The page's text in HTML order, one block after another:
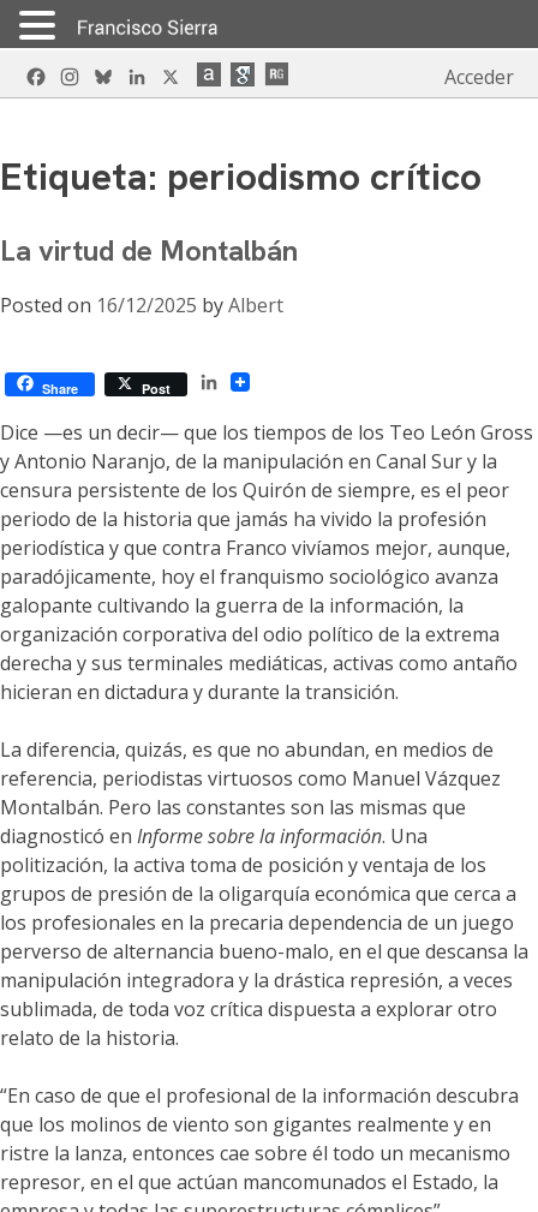
Skip
to
FacebookInstagram
BlueskyLinkedIn Acceder
Etiqueta: periodismo crítico
La virtud de Montalbán
Posted on 16/12/2025 byAlbert
Share Post
LinkedIn
Dice —es un decir— que los tiempos de los Teo León Gross
y Antonio Naranjo, de la manipulación en Canal Sur y la
censura persistente de los Quirón de siempre, es el peor
periodo de la historia que jamás ha vivido la profesión
periodística y que contra Franco vivíamos mejor, aunque,
paradójicamente, hoy el franquismo sociológico avanza
galopante cultivando la guerra de la información, la
organización corporativa del odio político de la extrema
derecha y sus terminales mediáticas, activas como antaño
hicieran en dictadura y durante la transición.
La diferencia, quizás, es que no abundan, en medios de
referencia, periodistas virtuosos como Manuel Vázquez
Montalbán. Pero las constantes son las mismas que
diagnosticó en Informe sobre la información. Una
politización, la activa toma de posición y ventaja de los
grupos de presión de la oligarquía económica que cerca a
los profesionales en la precaria dependencia de un juego
perverso de alternancia bueno-malo, en el que descansa la
manipulación integradora y la drástica represión, a veces
sublimada, de toda voz crítica dispuesta a explorar otro
relato de la historia.
“En caso de que el profesional de la información descubra
que los molinos de viento son gigantes realmente y en
ristre la lanza, entonces cae sobre él todo un mecanismo
represor, en el que actúan mancomunados el Estado, la